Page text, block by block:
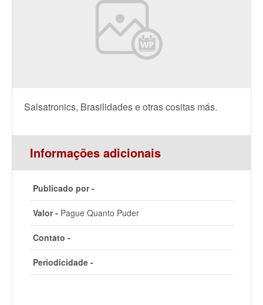
Salsatronics, Brasilidades e otras cositas más.
Informações adicionais
Publicado por -
Valor - Pague Quanto Puder
Contato -
Periodicidade -